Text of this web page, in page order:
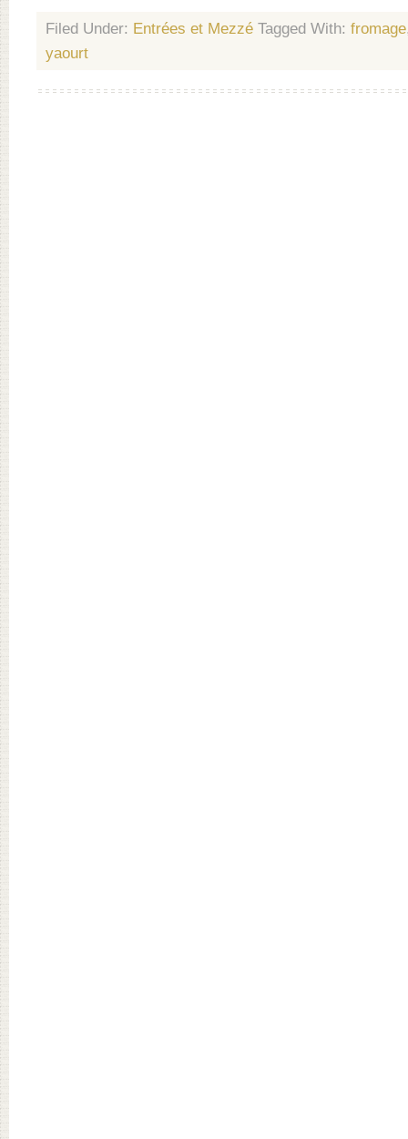
Filed Under: Entrées et Mezzé Tagged With: fromage
yaourt